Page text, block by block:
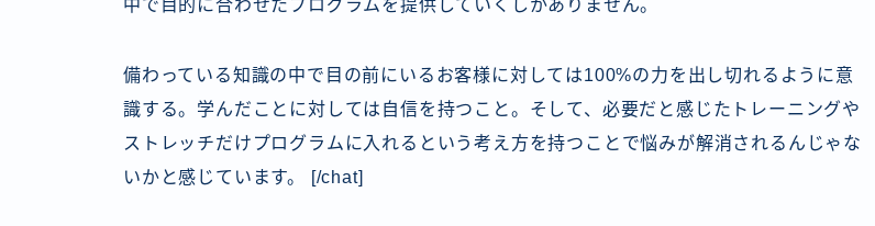
中で目的に合わせたプログラムを提供していくしかありません。
備わっている知識の中で目の前にいるお客様に対しては100%の力を出し切れるように意
識する。学んだことに対しては自信を持つこと。そして、必要だと感じたトレーニングや
ストレッチだけプログラムに入れるという考え方を持つことで悩みが解消されるんじゃな
いかと感じています。
[/chat]